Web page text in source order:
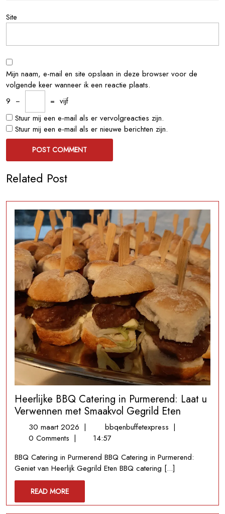
Site
Mijn naam, e-mail en site opslaan in deze browser voor de
volgende keer wanneer ik een reactie plaats.
9 − = vijf
Stuur mij een e-mail als er vervolgreacties zijn.
Stuur mij een e-mail als er nieuwe berichten zijn.
Related Post
Heerlijke BBQ Catering in Purmerend: Laat u
Verwennen met Smaakvol Gegrild Eten
30 maart 2026 30
maart
| bbqenbuffetexpress Heerlijke
in
Purmerend:
Verwennen
|
0 Comments |
14:57
BBQ Catering in Purmerend BBQ Catering in Purmerend:
Geniet van Heerlijk Gegrild Eten BBQ catering [...]
READ MOREREAD
MORE